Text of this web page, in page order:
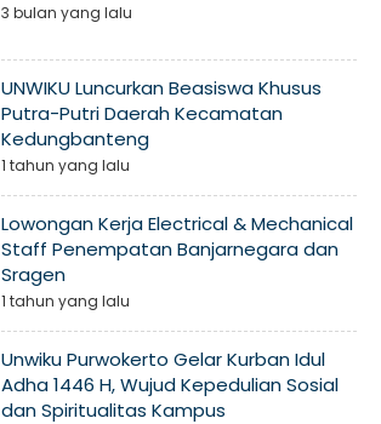
3 bulan yang lalu
UNWIKU Luncurkan Beasiswa Khusus
Putra-Putri Daerah Kecamatan
Kedungbanteng
1 tahun yang lalu
Lowongan Kerja Electrical & Mechanical
Staff Penempatan Banjarnegara dan
Sragen
1 tahun yang lalu
Unwiku Purwokerto Gelar Kurban Idul
Adha 1446 H, Wujud Kepedulian Sosial
dan Spiritualitas Kampus